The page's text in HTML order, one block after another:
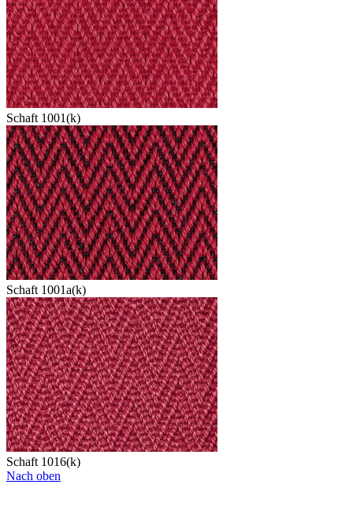
Schaft 1001(k)
Schaft 1001a(k)
Schaft 1016(k)
Nach oben